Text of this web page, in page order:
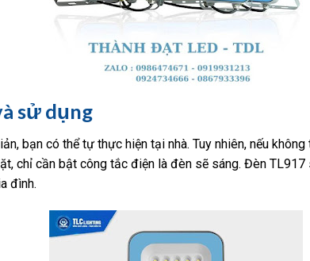
sử dụng
bạn có thể tự thực hiện tại nhà. Tuy nhiên, nếu
chỉ cần bật công tắc điện là đèn sẽ sáng. Đèn
đình.